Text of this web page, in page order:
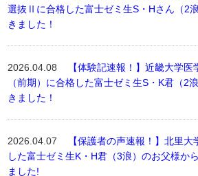
選抜Ⅱに合格した富士ゼミ生S・Hさん（2
きました！
2026.04.08
【体験記速報！】近畿大学
（前期）に合格した富士ゼミ生S・K君（2
きました！
2026.04.07
【保護者の声速報！】北里
した富士ゼミ生K・H君（3浪）のお父様か
ました!